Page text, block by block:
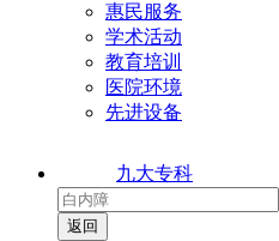
惠民服务
学术活动
教育培训
医院环境
先进设备
九大专科